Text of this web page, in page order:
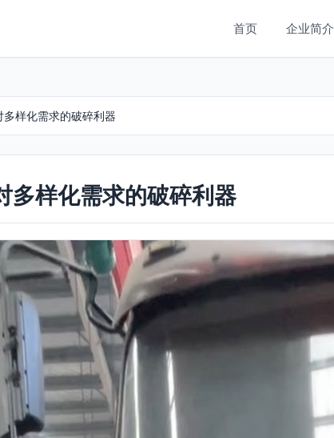
首页 企业简介
样化需求的破碎利器
多样化需求的破碎利器